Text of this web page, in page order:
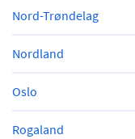
Nord-Trøndelag
Nordland
Oslo
Rogaland